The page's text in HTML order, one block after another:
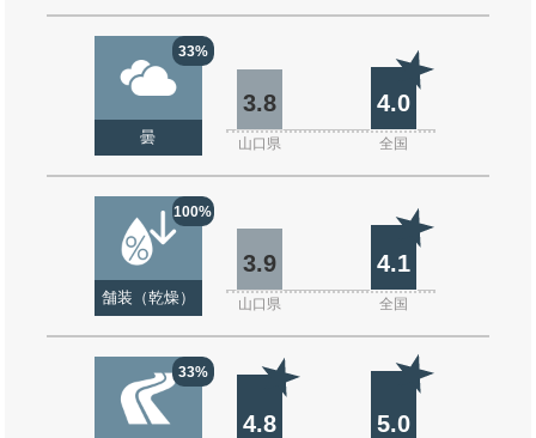
33%
曇
3.8 4.0
山口県 全国
100%
舗装（乾燥）
3.9 4.1
山口県 全国
33%
4.8 5.0